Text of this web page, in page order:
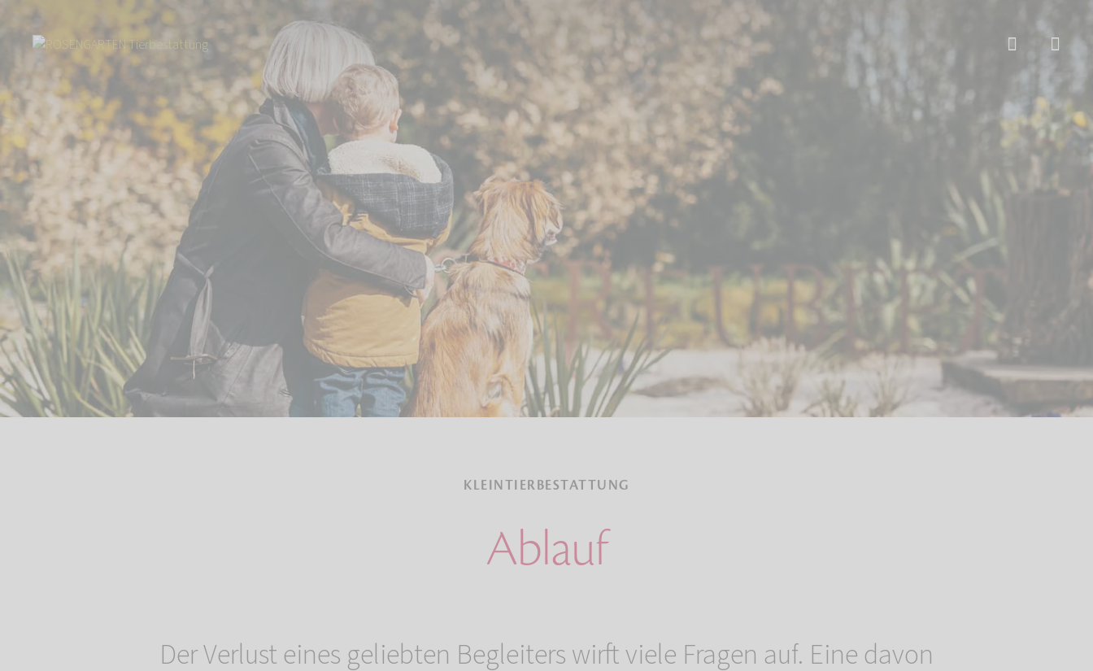
Tierbestattung Kleintierbestattung
KLEINTIERBESTATTUNG
Ablauf
Der Verlust eines geliebten Begleiters wirft viele Fragen auf. Eine davon